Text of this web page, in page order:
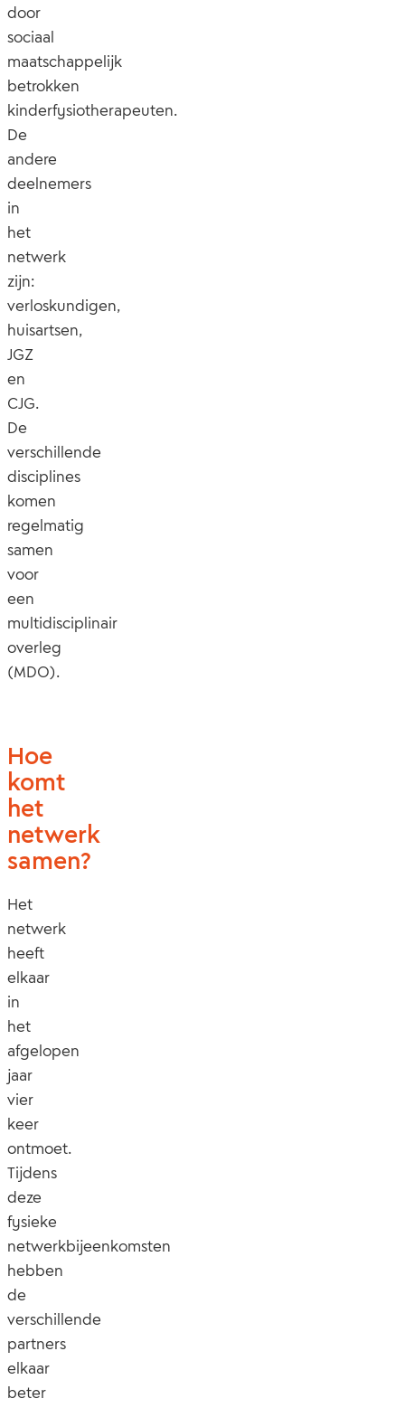
door
sociaal
maatschappelijk
betrokken
kinderfysiotherapeuten.
De
andere
deelnemers
in
het
netwerk
zijn:
verloskundigen,
huisartsen,
JGZ
en
CJG.
De
verschillende
disciplines
komen
regelmatig
samen
voor
een
multidisciplinair
overleg
(MDO).
Hoe
komt
het
netwerk
samen?
Het
netwerk
heeft
elkaar
in
het
afgelopen
jaar
vier
keer
ontmoet.
Tijdens
deze
fysieke
netwerkbijeenkomsten
hebben
de
verschillende
partners
elkaar
beter